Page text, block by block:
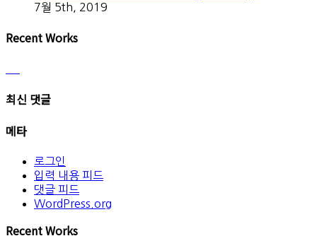
7월 5th, 2019
Recent Works
최신 댓글
메타
로그인
입력 내용 피드
댓글 피드
WordPress.org
Recent Works